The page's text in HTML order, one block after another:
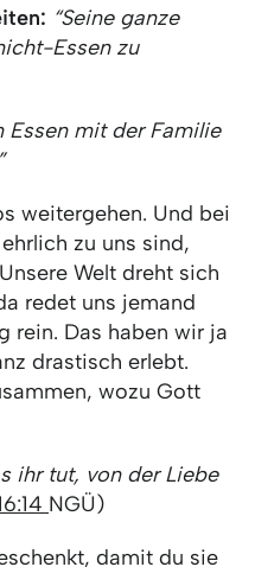
“Seine ganze
Essen zu
Essen mit der Familie
weitergehen. Und bei
zu uns sind,
Welt dreht sich
redet uns jemand
rein. Das haben wir ja
drastisch erlebt.
wozu Gott
ihr tut, von der Liebe
NGÜ)
damit du sie